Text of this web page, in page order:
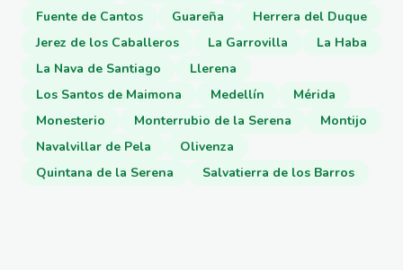
Fuente de Cantos
Guareña
Herrera del Duque
Jerez de los Caballeros
La Garrovilla
La Haba
La Nava de Santiago
Llerena
Los Santos de Maimona
Medellín
Mérida
Monesterio
Monterrubio de la Serena
Montijo
Navalvillar de Pela
Olivenza
Quintana de la Serena
Salvatierra de los Barros